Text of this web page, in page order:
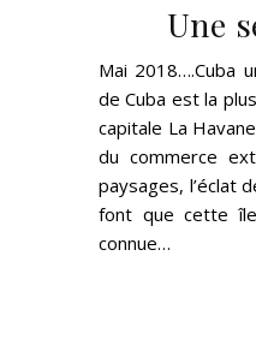
Une
Mai 2018….Cuba
de Cuba est la
capitale La
du commerce
paysages, l’éclat
font que cette
connue…